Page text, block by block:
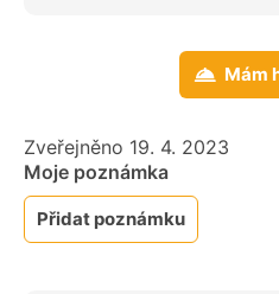
Mám
Zveřejněno 19. 4. 2023
Moje poznámka
Přidat poznámku